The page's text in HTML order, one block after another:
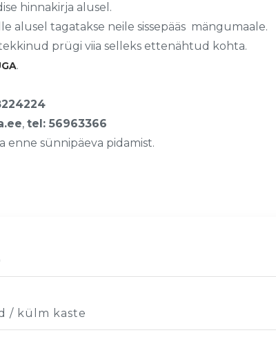
hinnakirja alusel.
alusel tagatakse neile sissepääs mängumaale.
prügi viia selleks ettenähtud kohta.
.
, tel: 56963366
enne sünnipäeva pidamist.
/ külm kaste